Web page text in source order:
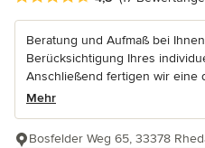
Beratung und Aufmaß bei
Berücksichtigung Ihres
Anschließend fertigen wir eine
Mehr
Bosfelder Weg 65, 33378